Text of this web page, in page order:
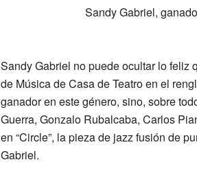
Sandy Gabriel,
Sandy Gabriel no puede ocultar lo feliz
de Música de Casa de Teatro en el
ganador en este género, sino, sobre
Guerra, Gonzalo Rubalcaba, Carlos
en “Circle”, la pieza de jazz fusión de
Gabriel.